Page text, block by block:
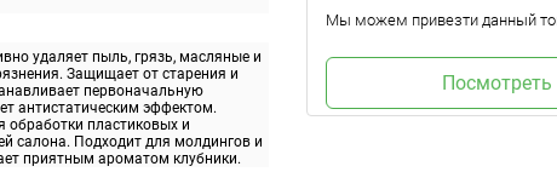
удаляет пыль, грязь, масляные и
Защищает от старения и
первоначальную
антистатическим эффектом.
обработки пластиковых и
салона. Подходит для молдингов и
приятным ароматом клубники.
Мы можем привезти данный